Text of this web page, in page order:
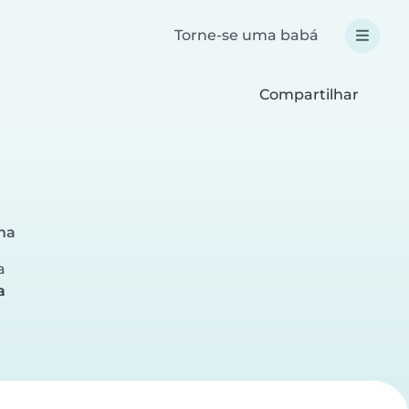
Torne-se uma babá
Compartilhar